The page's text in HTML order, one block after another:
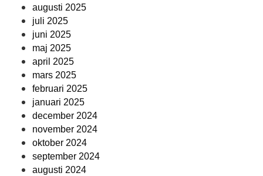
augusti 2025
juli 2025
juni 2025
maj 2025
april 2025
mars 2025
februari 2025
januari 2025
december 2024
november 2024
oktober 2024
september 2024
augusti 2024